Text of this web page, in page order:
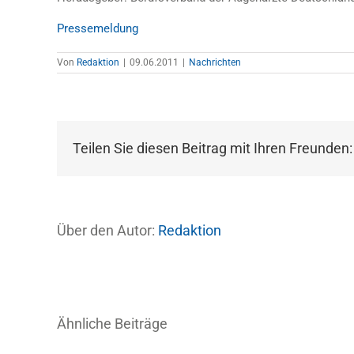
Pressemeldung
Von Redaktion | 09.06.2011 | Nachrichten
Teilen Sie diesen Beitrag mit Ihren Freunden:
Über den Autor: Redaktion
Ähnliche Beiträge